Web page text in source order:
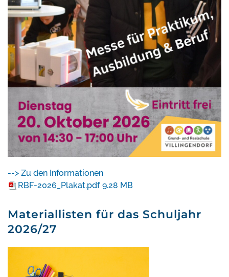
--> Zu den Informationen
RBF-2026_Plakat.pdf 9.28 MB
Materiallisten für das Schuljahr
2026/27